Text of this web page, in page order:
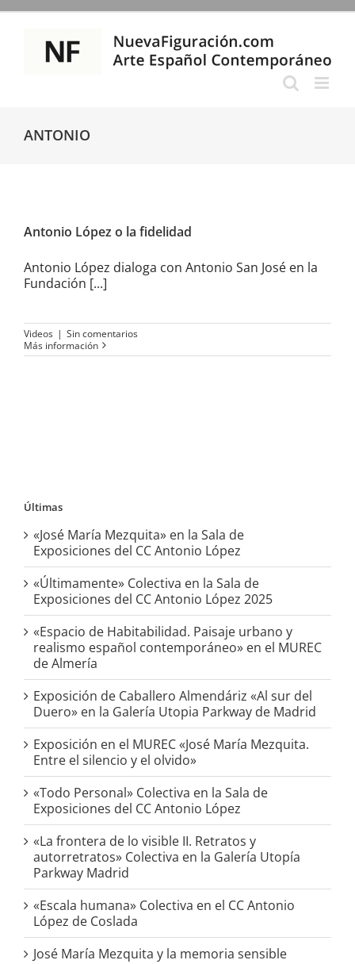
Saltar
contenido
ANTONIO
Antonio López o la fidelidad
Antonio López dialoga con Antonio San José en la
Fundación [...]
Videos | Sin comentarios
Más información
Últimas
«José María Mezquita» en la Sala de
Exposiciones del CC Antonio López
«Últimamente» Colectiva en la Sala de
Exposiciones del CC Antonio López 2025
«Espacio de Habitabilidad. Paisaje urbano y
realismo español contemporáneo» en el MUREC
de Almería
Exposición de Caballero Almendáriz «Al sur del
Duero» en la Galería Utopia Parkway de Madrid
Exposición en el MUREC «José María Mezquita.
Entre el silencio y el olvido»
«Todo Personal» Colectiva en la Sala de
Exposiciones del CC Antonio López
«La frontera de lo visible II. Retratos y
autorretratos» Colectiva en la Galería Utopía
Parkway Madrid
«Escala humana» Colectiva en el CC Antonio
López de Coslada
José María Mezquita y la memoria sensible